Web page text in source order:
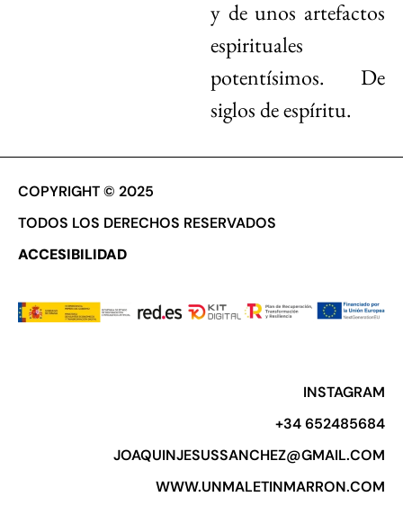
y de unos artefactos
espirituales
potentísimos. De
siglos de espíritu.
COPYRIGHT © 2025
TODOS LOS DERECHOS RESERVADOS
ACCESIBILIDAD
INSTAGRAM
+34 652485684​
JOAQUINJESUSSANCHEZ@GMAIL.COM
WWW.UNMALETINMARRON.COM​